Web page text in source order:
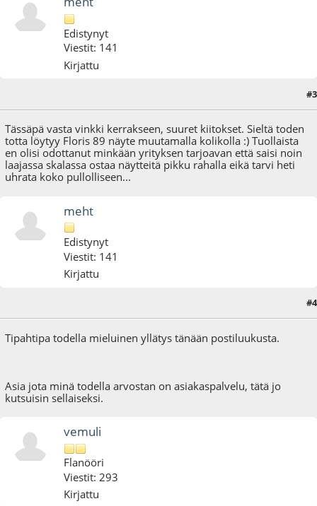
Edistynyt
Viestit: 141
Kirjattu
#3
Tässäpä vasta vinkki kerrakseen, suuret kiitokset. Sieltä toden
totta löytyy Floris 89 näyte muutamalla kolikolla :) Tuollaista
en olisi odottanut minkään yrityksen tarjoavan että saisi noin
laajassa skalassa ostaa näytteitä pikku rahalla eikä tarvi heti
uhrata koko pullolliseen...
meht
Edistynyt
Viestit: 141
Kirjattu
#4
Tipahtipa todella mieluinen yllätys tänään postiluukusta.
Asia jota minä todella arvostan on asiakaspalvelu, tätä jo
kutsuisin sellaiseksi.
vemuli
Flanööri
Viestit: 293
Kirjattu